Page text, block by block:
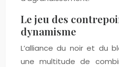
Le jeu des
dynamisme
L’alliance du noir et du
une multitude de